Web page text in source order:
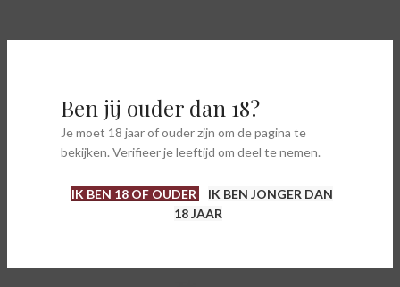
Ben jij ouder dan 18?
Je moet 18 jaar of ouder zijn om de pagina te
bekijken. Verifieer je leeftijd om deel te nemen.
IK BEN 18 OF OUDER
IK BEN JONGER DAN
18 JAAR